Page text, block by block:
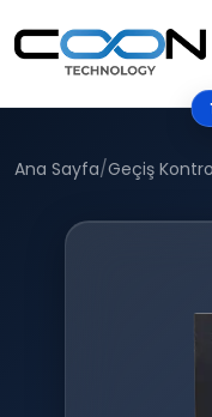
Ana Sayfa/Geçiş